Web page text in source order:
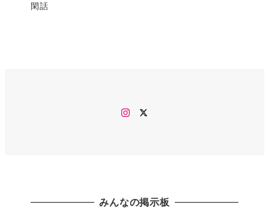
閑話
Instagram
みんなの掲示板